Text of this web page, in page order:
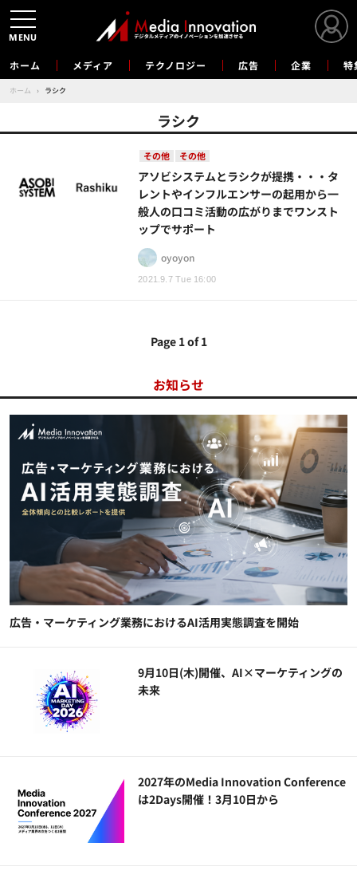
ホーム メディア テクノロジー 広告 企業 特
ホーム › ラシク
ラシク
その他 その他
2021.9.7 Tue 16:00
アソビシステムとラシクが提携・・・タ
レントやインフルエンサーの起用から一
般人の口コミ活動の広がりまでワンスト
ップでサポート
oyoyon
Page 1 of 1
お知らせ
広告・マーケティング業務におけるAI活用実態調査を開始
9月10日(木)開催、AI×マーケティングの
未来
2027年のMedia Innovation Conference
は2Days開催！3月10日から
MENU